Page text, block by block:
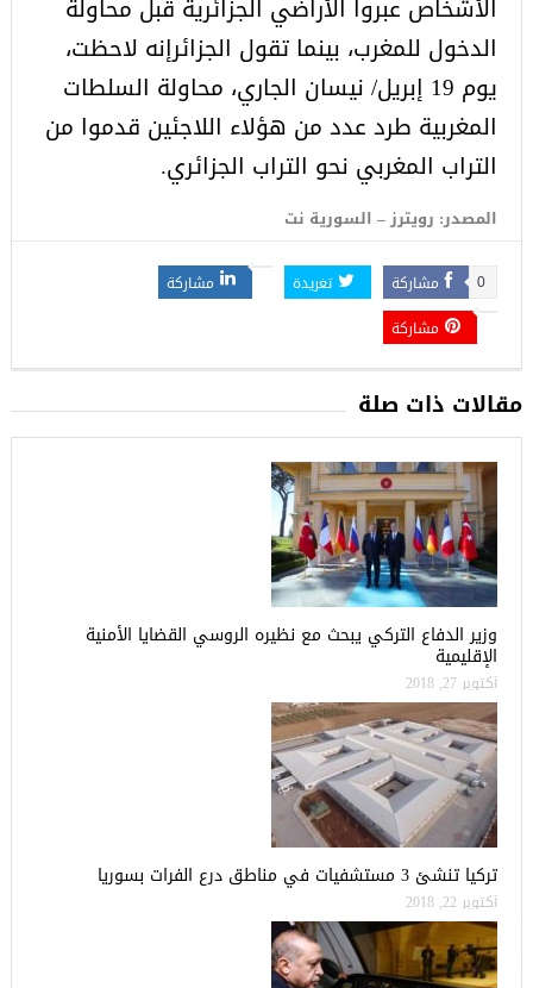
الأشخاص عبروا الأراضي الجزائرية قبل محاولة
الدخول للمغرب، بينما تقول الجزائرإنه لاحظت،
يوم 19 إبريل/ نيسان الجاري، محاولة السلطات
المغربية طرد عدد من هؤلاء اللاجئين قدموا من
التراب المغربي نحو التراب الجزائري.
المصدر: رويترز – السورية نت
مشاركة 0 تغريدة
مشاركة
مشاركة
مقالات ذات صلة
وزير الدفاع التركي يبحث مع نظيره الروسي القضايا الأمنية
الإقليمية
أكتوبر 27, 2018
تركيا تنشئ 3 مستشفيات في مناطق درع الفرات بسوريا
أكتوبر 22, 2018